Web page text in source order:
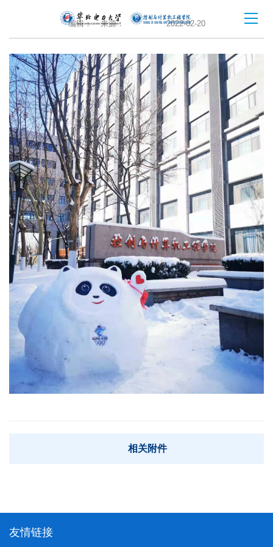
编辑： 来源： 2022-02-20
相关附件
友情链接